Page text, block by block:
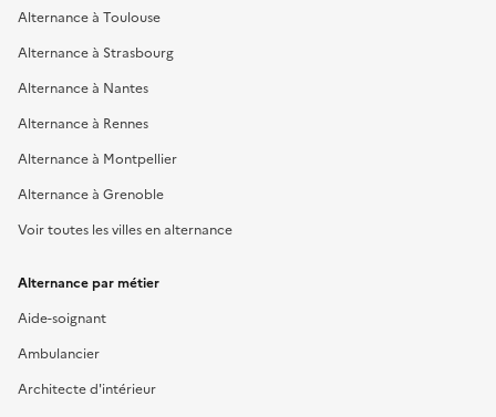
Alternance à Toulouse
Alternance à Strasbourg
Alternance à Nantes
Alternance à Rennes
Alternance à Montpellier
Alternance à Grenoble
Voir toutes les villes en alternance
Alternance par métier
Aide-soignant
Ambulancier
Architecte d'intérieur